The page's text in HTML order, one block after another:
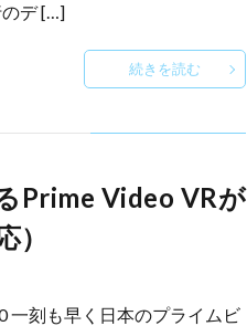
のデ […]
続きを読む
Prime Video VRが
一刻も早く日本のプライムビ